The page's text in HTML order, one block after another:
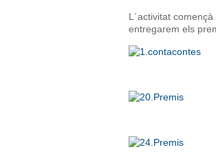
L´activitat
entregarem els